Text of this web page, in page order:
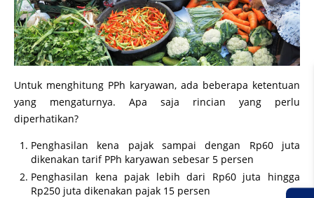
Untuk menghitung PPh karyawan, ada beberapa ketentuan
yang mengaturnya. Apa saja rincian yang perlu
diperhatikan?
Penghasilan kena pajak sampai dengan Rp60 juta
dikenakan tarif PPh karyawan sebesar 5 persen
Penghasilan kena pajak lebih dari Rp60 juta hingga
Rp250 juta dikenakan pajak 15 persen